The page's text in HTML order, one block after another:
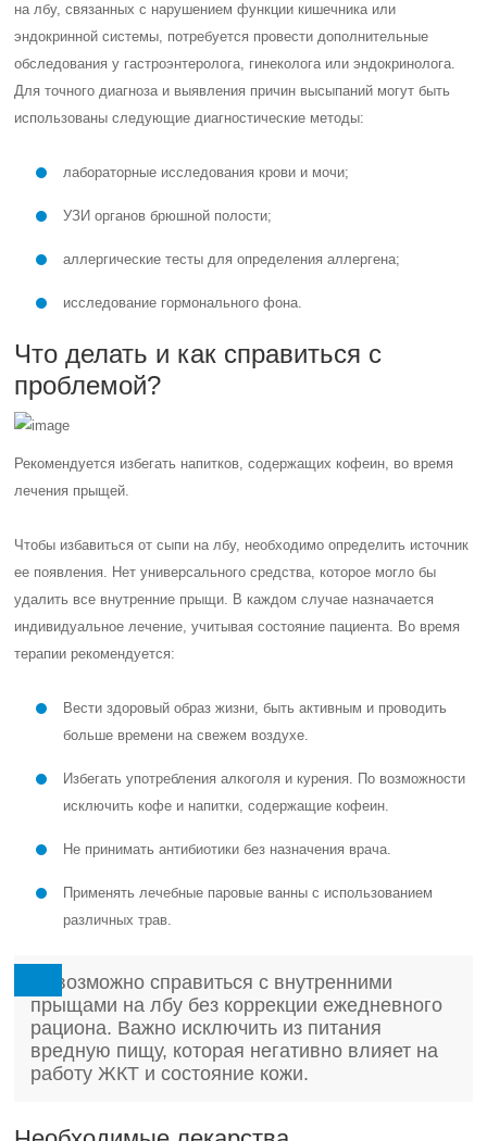
на лбу, связанных с нарушением функции кишечника или
эндокринной системы, потребуется провести дополнительные
обследования у гастроэнтеролога, гинеколога или эндокринолога.
Для точного диагноза и выявления причин высыпаний могут быть
использованы следующие диагностические методы:
лабораторные исследования крови и мочи;
УЗИ органов брюшной полости;
аллергические тесты для определения аллергена;
исследование гормонального фона.
Что делать и как справиться с
проблемой?
Рекомендуется избегать напитков, содержащих кофеин, во время
лечения прыщей.
Чтобы избавиться от сыпи на лбу, необходимо определить источник
ее появления. Нет универсального средства, которое могло бы
удалить все внутренние прыщи. В каждом случае назначается
индивидуальное лечение, учитывая состояние пациента. Во время
терапии рекомендуется:
Вести здоровый образ жизни, быть активным и проводить
больше времени на свежем воздухе.
Избегать употребления алкоголя и курения. По возможности
исключить кофе и напитки, содержащие кофеин.
Не принимать антибиотики без назначения врача.
Применять лечебные паровые ванны с использованием
различных трав.
Невозможно справиться с внутренними
прыщами на лбу без коррекции ежедневного
рациона. Важно исключить из питания
вредную пищу, которая негативно влияет на
работу ЖКТ и состояние кожи.